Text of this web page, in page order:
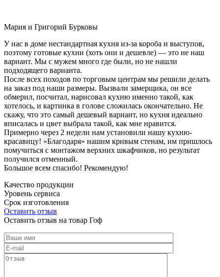
Мария и Григорий Бурковы
У нас в доме нестандартная кухня из-за короба и выступов,
поэтому готовые кухни (хоть они и дешевле) — это не наш
вариант. Мы с мужем много где были, но не нашли
подходящего варианта.
После всех походов по торговым центрам мы решили делать
на заказ под наши размеры. Вызвали замерщика, он все
обмерил, посчитал, нарисовал кухню именно такой, как
хотелось, и картинка в голове сложилась окончательно. Не
скажу, что это самый дешевый вариант, но кухня идеально
вписалась и цвет выбрала такой, как мне нравится.
Примерно через 2 недели нам установили нашу кухню-
красавицу! «Благодаря» нашим кривым стенам, им пришлось
помучиться с монтажом верхних шкафчиков, но результат
получился отменный.
Большое всем спасибо! Рекомендую!
Качество продукции
Уровень сервиса
Срок изготовления
Оставить отзыв
Оставить отзыв на товар Гоф